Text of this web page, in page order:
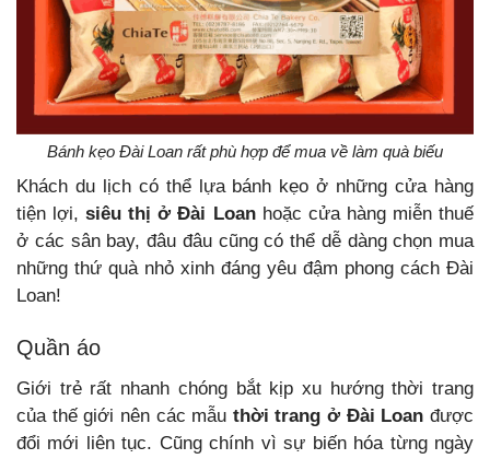
Bánh kẹo Đài Loan rất phù hợp để mua về làm quà biếu
Khách du lịch có thể lựa bánh kẹo ở những cửa hàng
tiện lợi, siêu thị ở Đài Loanhoặc cửa hàng miễn thuế
ở các sân bay, đâu đâu cũng có thể dễ dàng chọn mua
những thứ quà nhỏ xinh đáng yêu đậm phong cách Đài
Loan!
Quần áo
Giới trẻ rất nhanh chóng bắt kịp xu hướng thời trang
của thế giới nên các mẫu thời trang ở Đài Loan được
đổi mới liên tục. Cũng chính vì sự biến hóa từng ngày